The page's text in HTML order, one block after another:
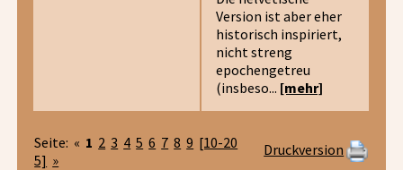
Version ist aber eher
historisch inspiriert,
nicht streng
epochengetreu
(insbeso... [mehr]
Seite: « 1 2 3 4 5 6 7 8 9 [10-20
5] »
Druckversion